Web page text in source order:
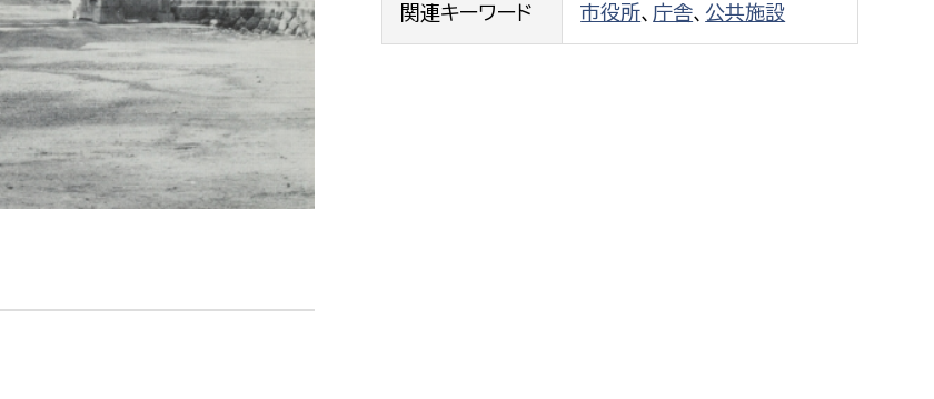
病院
市議会
開発審査課
市立総合医療センター
患者サポートセンター
病院管理局：経営管理課
関連キーワード 市役所、 庁舎、 公共施設